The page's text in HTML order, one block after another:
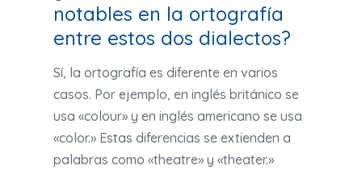
notables en la ortografía
entre estos dos dialectos?
Sí, la ortografía es diferente en varios
casos. Por ejemplo, en inglés británico se
usa «colour» y en inglés americano se usa
«color.» Estas diferencias se extienden a
palabras como «theatre» y «theater.»